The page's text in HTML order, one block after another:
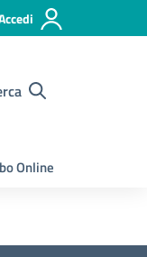
Online